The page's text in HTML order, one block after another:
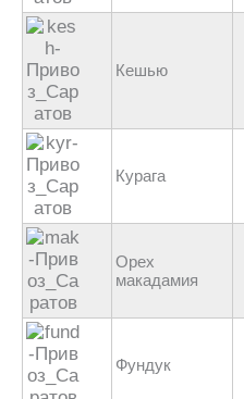
Кешью
Курага
Орех
макадамия
Фундук